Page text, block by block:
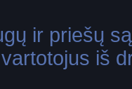
ir priešų
iš